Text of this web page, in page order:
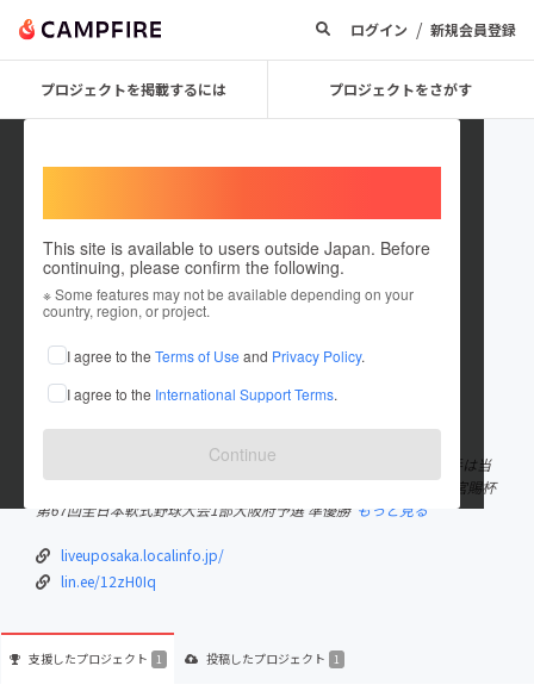
ログイン / 新規会員登録
プロジェクトを掲載するには プロジェクトをさがす
This site is available to users outside Japan. Before
continuing, please confirm the following.
※ Some features may not be available depending on your
country, region, or project.
I agree to the Terms of Use and Privacy Policy.
I agree to the International Support Terms.
Continue
yakyuyaro
これまでに1回支援して1件のプロジェクトを投稿しています
在住国：日本 現在地：大阪府
出身国：日本 出身地：大阪府
印刷製版と配送業を展開するDFP合同会社の軟式野球部です。選手は当
社や協力会社で業務しながら全国へ向け活動しています。 ・高松宮賜杯
第67回全日本軟式野球大会1部大阪府予選 準優勝 もっと見る
liveuposaka.localinfo.jp/
lin.ee/12zH0Iq
支援したプロジェクト 1 投稿したプロジェクト 1